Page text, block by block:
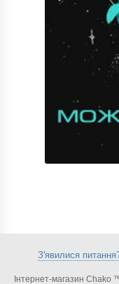
З'явилися
Інтернет-магазин Chako